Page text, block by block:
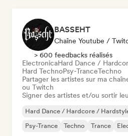
BASSEHT
Chaîne Youtube /
> 600 feedbacks réalisés
ElectronicaHard Dance /
Hard TechnoPsy-TranceTechno
Partager les artistes sur ma
ou Twitch
Signer des artistes et/ou sortir
Hard Dance / Hardcore /
Psy-Trance
Techno Trance